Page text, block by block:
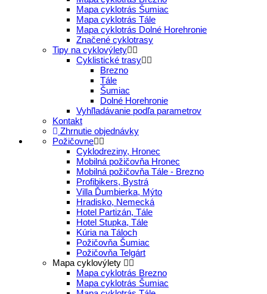
Mapa cyklotrás Šumiac
Mapa cyklotrás Tále
Mapa cyklotrás Dolné Horehronie
Značené cyklotrasy
Tipy na cyklovýlety
Cyklistické trasy
Brezno
Tále
Šumiac
Dolné Horehronie
Vyhľladávanie podľa parametrov
Kontakt
Zhrnutie objednávky
Požičovne
Cyklodreziny, Hronec
Mobilná požičovňa Hronec
Mobilná požičovňa Tále - Brezno
Profibikers, Bystrá
Villa Ďumbierka, Mýto
Hradisko, Nemecká
Hotel Partizán, Tále
Hotel Stupka, Tále
Kúria na Táloch
Požičovňa Šumiac
Požičovňa Telgárt
Mapa cyklovýlety
Mapa cyklotrás Brezno
Mapa cyklotrás Šumiac